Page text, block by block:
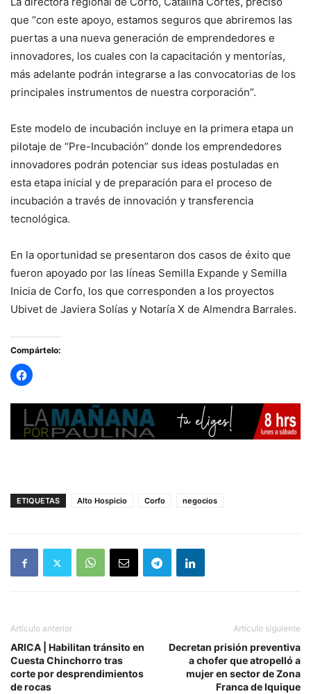
que “con este apoyo, estamos seguros que abriremos las
puertas a una nueva generación de emprendedores e
innovadores, los cuales con la capacitación y mentorías,
más adelante podrán integrarse a las convocatorias de los
principales instrumentos de nuestra corporación”.
Este modelo de incubación incluye en la primera etapa un
pilotaje de “Pre-Incubación” donde los emprendedores
innovadores podrán potenciar sus ideas postuladas en
esta etapa inicial y de preparación para el proceso de
incubación a través de innovación y transferencia
tecnológica.
En la oportunidad se presentaron dos casos de éxito que
fueron apoyado por las líneas Semilla Expande y Semilla
Inicia de Corfo, los que corresponden a los proyectos
Ubivet de Javiera Solías y Notaría X de Almendra Barrales.
Compártelo:
ETIQUETAS Alto Hospicio Corfo negocios
Artículo anterior
ARICA | Habilitan tránsito en
Cuesta Chinchorro tras
corte por desprendimientos
de rocas
Artículo siguiente
Decretan prisión preventiva
a chofer que atropelló a
mujer en sector de Zona
Franca de Iquique